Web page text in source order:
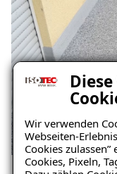
Wir verwenden
Webseiten-
Cookies
Cookies, Pixeln,